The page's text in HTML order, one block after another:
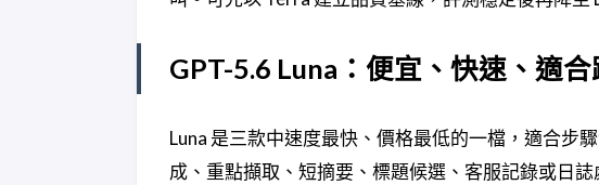
GPT-5.6 Luna：便宜、快速、適
Luna 是三款中速度最快、價格最低的一檔，適合步
成、重點擷取、短摘要、標題候選、客服記錄或日